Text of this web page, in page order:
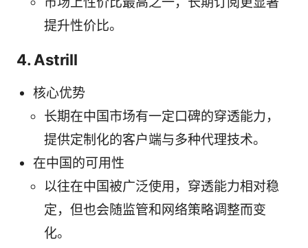
提升性价比。
4. Astrill
核心优势
长期在中国市场有一定口碑的穿透能力，
提供定制化的客户端与多种代理技术。
在中国的可用性
以往在中国被广泛使用，穿透能力相对稳
定，但也会随监管和网络策略调整而变
化。